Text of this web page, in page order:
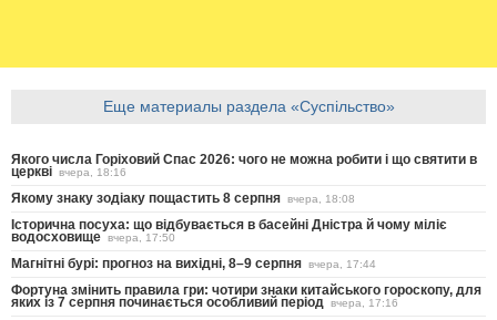
Еще материалы раздела «Суспільство»
Якого числа Горіховий Спас 2026: чого не можна робити і що святити в
церкві вчера, 18:16
Якому знаку зодіаку пощастить 8 серпня вчера, 18:08
Історична посуха: що відбувається в басейні Дністра й чому міліє
водосховище вчера, 17:50
Магнітні бурі: прогноз на вихідні, 8–9 серпня вчера, 17:44
Фортуна змінить правила гри: чотири знаки китайського гороскопу, для
яких із 7 серпня починається особливий період вчера, 17:16